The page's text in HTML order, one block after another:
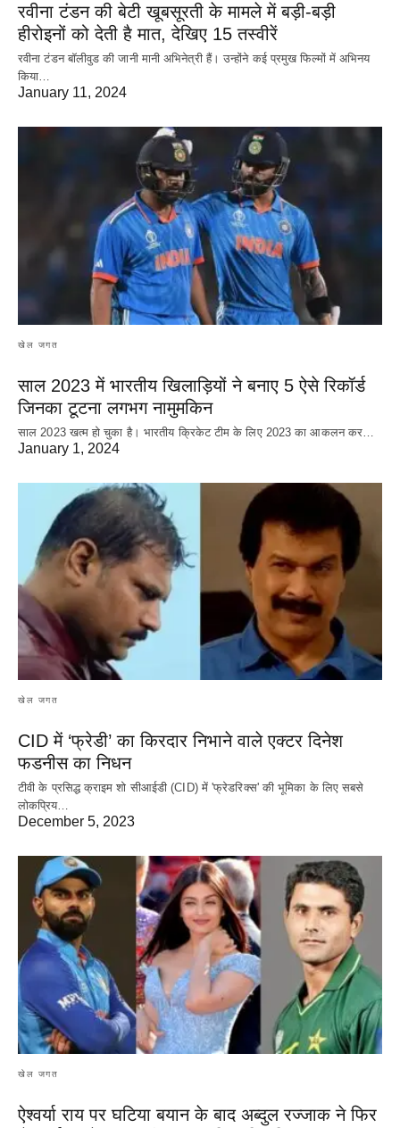
रवीना टंडन की बेटी खूबसूरती के मामले में बड़ी-बड़ी
हीरोइनों को देती है मात, देखिए 15 तस्वीरें
रवीना टंडन बॉलीवुड की जानी मानी अभिनेत्री हैं। उन्होंने कई प्रमुख फिल्मों में अभिनय
किया…
January 11, 2024
खेल जगत
साल 2023 में भारतीय खिलाड़ियों ने बनाए 5 ऐसे रिकॉर्ड
जिनका टूटना लगभग नामुमकिन
साल 2023 खत्म हो चुका है। भारतीय क्रिकेट‌ टीम के लिए 2023 का आकलन कर…
January 1, 2024
खेल जगत
CID में ‘फ्रेडी’ का किरदार निभाने वाले एक्टर दिनेश
फडनीस का निधन
टीवी के प्रसिद्ध क्राइम शो सीआईडी (CID) में 'फ्रेडरिक्स' की भूमिका के लिए सबसे
लोकप्रिय…
December 5, 2023
खेल जगत
ऐश्वर्या राय पर‌ घटिया बयान के बाद अब्दुल रज्जाक ने फिर